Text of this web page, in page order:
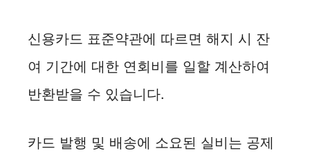
신용카드 표준약관에 따르면 해지 시 잔
여 기간에 대한 연회비를 일할 계산하여
반환받을 수 있습니다.
카드 발행 및 배송에 소요된 실비는 공제